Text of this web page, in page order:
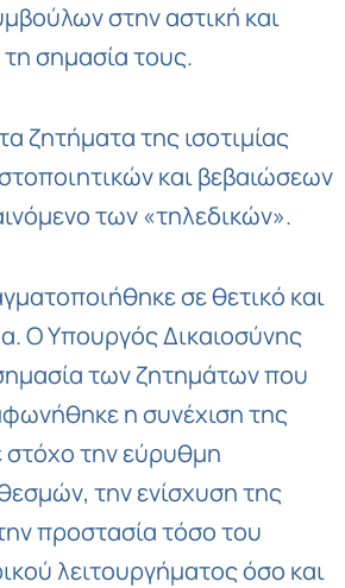
στην αστική και
τη σημασία τους.
ζητήματα της ισοτιμίας
και βεβαιώσεων
των «τηλεδικών».
σε θετικό και
Ο Υπουργός Δικαιοσύνης
των ζητημάτων που
η συνέχιση της
στόχο την εύρυθμη
την ενίσχυση της
προστασία τόσο του
λειτουργήματος όσο και